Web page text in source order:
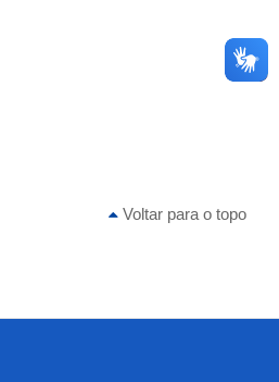
Voltar para o topo